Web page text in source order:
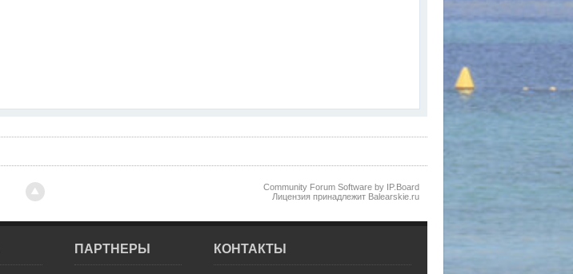
Community Forum Software by IP.Board
Лицензия принадлежит Balearskie.ru
ПАРТНЕРЫ КОНТАКТЫ